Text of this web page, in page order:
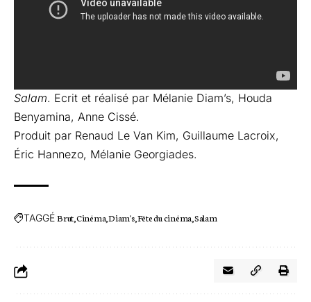
Salam. Ecrit et réalisé par Mélanie Diam’s, Houda
Benyamina, Anne Cissé.
Produit par Renaud Le Van Kim, Guillaume Lacroix,
Éric Hannezo, Mélanie Georgiades.
TAGGÉBrut Cinéma Diam's Fête du cinéma Salam